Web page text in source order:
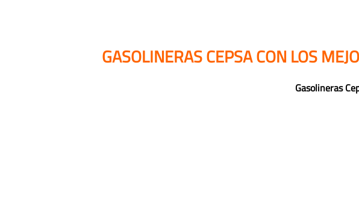
GASOLINERAS CEPSA CON LOS
Gasolineras